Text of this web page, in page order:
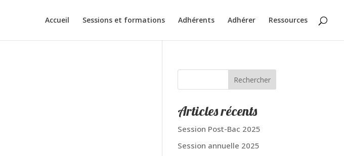
Accueil Sessions et formations Adhérents Adhérer Ressources
Rechercher
Articles récents
Session Post-Bac 2025
Session annuelle 2025